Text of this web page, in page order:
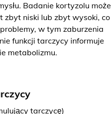
Badanie kortyzolu może
zbyt niski lub zbyt wysoki, co
w tym zaburzenia
funkcji tarczycy informuje
metabolizmu.
tarczycę)